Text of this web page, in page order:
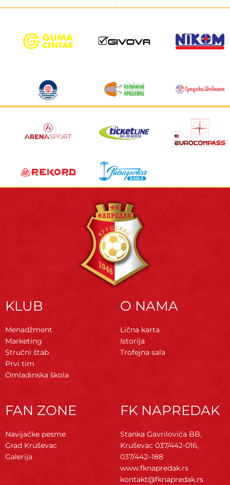
KLUB
Menadžment
Marketing
Stručni štab
Prvi tim
Omladinska škola
O NAMA
Lična karta
Istorija
Trofejna sala
FAN ZONE
Navijačke pesme
Grad Kruševac
Galerija
FK NAPREDAK
Stanka Gavrilovića BB,
Kruševac 037/442-016,
037/442–188
www.fknapredak.rs
kontakt@fknapredak.rs